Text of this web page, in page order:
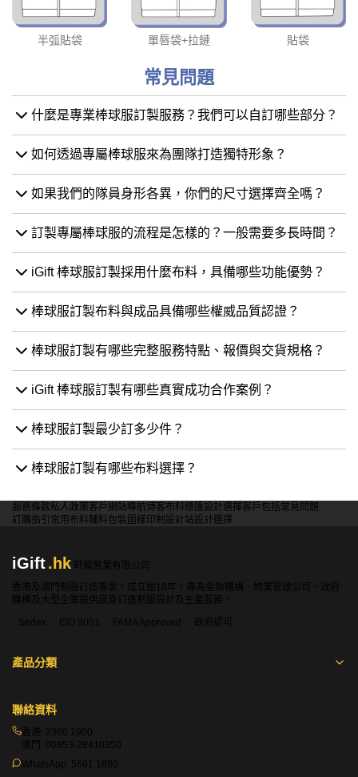
半弧貼袋 單唇袋+拉鏈 貼袋
常見問題
什麼是專業棒球服訂製服務？我們可以自訂哪些部分？
如何透過專屬棒球服來為團隊打造獨特形象？
如果我們的隊員身形各異，你們的尺寸選擇齊全嗎？
訂製專屬棒球服的流程是怎樣的？一般需要多長時間？
iGift 棒球服訂製採用什麼布料，具備哪些功能優勢？
棒球服訂製布料與成品具備哪些權威品質認證？
棒球服訂製有哪些完整服務特點、報價與交貨規格？
iGift 棒球服訂製有哪些真實成功合作案例？
棒球服訂製最少訂多少件？
棒球服訂製有哪些布料選擇？
服務條款私人政策客戶 網站導航博客布料總匯設計選擇客戶包括常見問題
訂購指引 常用布料輔料包裝 圖樣印制 設計站設計選擇
iGift.hk
軒龍實業有限公司
香港及澳門制服訂造專家，成立逾18年，專為金融機構、物業管理公司、政府
機構及大型企業提供度身訂造制服設計及生產服務。
Sedex
ISO 9001 FAMA Approved 政府認可
產品分類
聯絡資料
香港: 2360 1900
澳門: 00853-28410350
WhatsApp: 5661 1880